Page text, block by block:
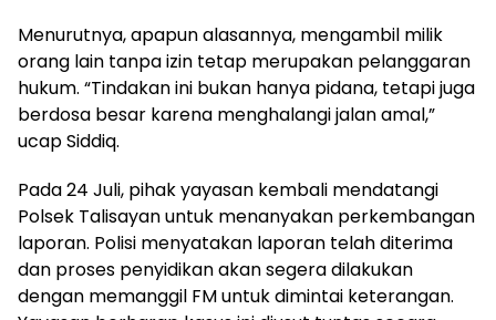
Menurutnya, apapun alasannya, mengambil milik
orang lain tanpa izin tetap merupakan pelanggaran
hukum. “Tindakan ini bukan hanya pidana, tetapi juga
berdosa besar karena menghalangi jalan amal,”
ucap Siddiq.
Pada 24 Juli, pihak yayasan kembali mendatangi
Polsek Talisayan untuk menanyakan perkembangan
laporan. Polisi menyatakan laporan telah diterima
dan proses penyidikan akan segera dilakukan
dengan memanggil FM untuk dimintai keterangan.